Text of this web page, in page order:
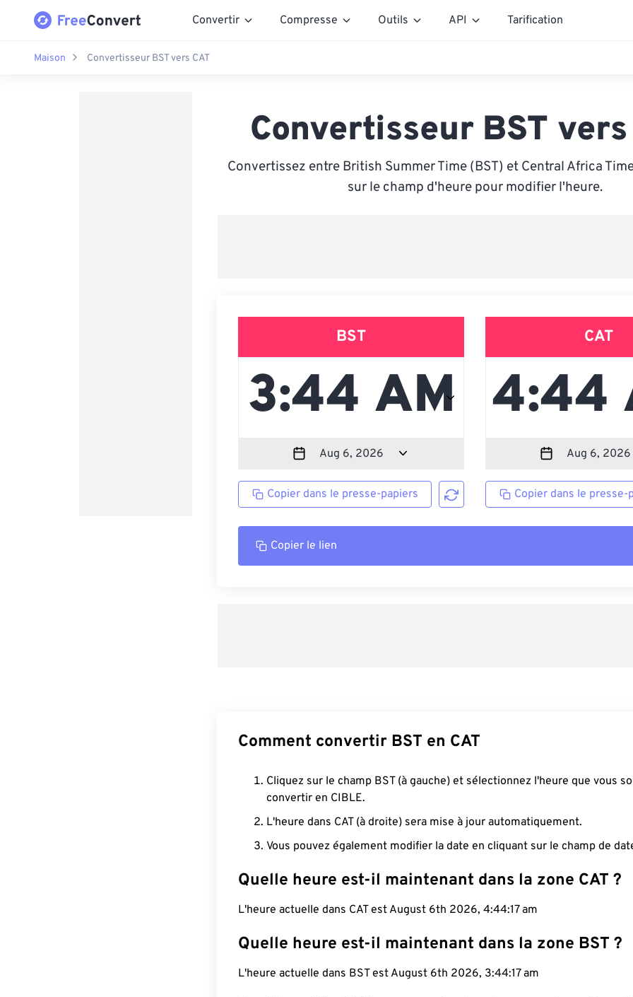
Convertir Compresse Outils API Tarification
Maison Convertisseur BST vers CAT
Convertisseur BST vers
Convertissez entre British Summer Time (BST) et Central Africa
sur le champ d'heure pour modifier l'heure.
BST
Copier dans le presse-papiers
CAT
Copier dans le presse-
Copier le lien
Comment convertir BST en CAT
Cliquez sur le champ BST (à gauche) et sélectionnez l'heure que vous
convertir en CIBLE.
L'heure dans CAT (à droite) sera mise à jour automatiquement.
Vous pouvez également modifier la date en cliquant sur le champ de
Quelle heure est-il maintenant dans la zone CAT ?
L'heure actuelle dans CAT est August 6th 2026, 4:44:17 am
Quelle heure est-il maintenant dans la zone BST ?
L'heure actuelle dans BST est August 6th 2026, 3:44:17 am